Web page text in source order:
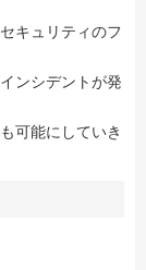
キュリティのフ
ンシデントが発
可能にしていき